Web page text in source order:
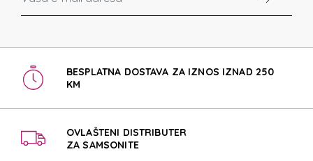
BESPLATNA DOSTAVA ZA IZNOS IZNAD 250
KM
OVLAŠTENI DISTRIBUTER
ZA SAMSONITE